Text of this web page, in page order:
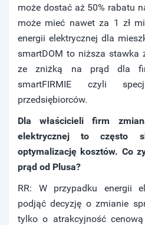
może dostać aż 50% rabatu
może mieć nawet za 1 zł
energii elektrycznej dla
smartDOM to niższa stawka
ze zniżką na prąd dla
smartFIRMIE czyli
przedsiębiorców.
Dla właścicieli firm
elektrycznej to często
optymalizację kosztów. Co
prąd od Plusa?
RR: W przypadku energii
podjąć decyzję o zmianie
tylko o atrakcyjność